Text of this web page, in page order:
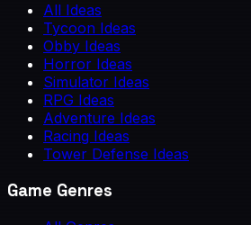
All Ideas
Tycoon Ideas
Obby Ideas
Horror Ideas
Simulator Ideas
RPG Ideas
Adventure Ideas
Racing Ideas
Tower Defense Ideas
Game Genres